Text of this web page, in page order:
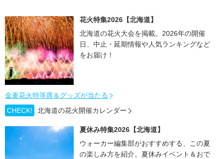
花火特集2026【北海道】
北海道の花火大会を掲載。2026年の開催
日、中止・延期情報や人気ランキングなど
をお届け！
金麦花火特等席＆グッズが当たる
CHECK!
北海道の花火開催カレンダー
夏休み特集2026【北海道】
ウォーカー編集部がおすすめする、この夏
の楽しみ方を紹介。夏休みイベント＆おで